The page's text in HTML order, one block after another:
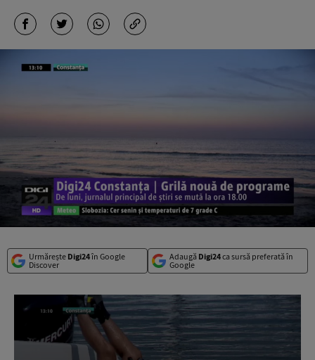
Urmărește Digi24în Google
Discover
Adaugă Digi24ca sursă preferată în
Google